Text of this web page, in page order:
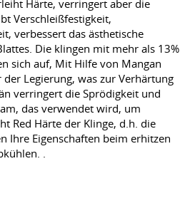
Härte, verringert aber die
Verschleißfestigkeit,
verbessert das ästhetische
Die klingen mit mehr als 13%
sich auf, Mit Hilfe von Mangan
Legierung, was zur Verhärtung
verringert die Sprödigkeit und
das verwendet wird, um
Red Härte der Klinge, d.h. die
Ihre Eigenschaften beim erhitzen
.